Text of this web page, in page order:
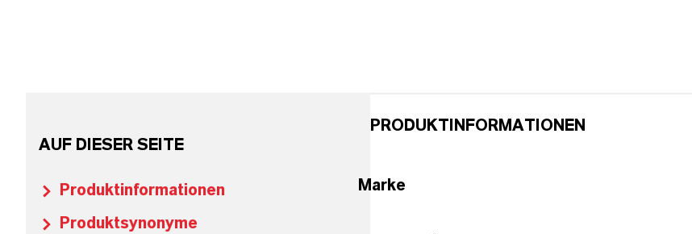
AUF DIESER SEITE
Produktinformationen
Produktsynonyme
PRODUKTINFORMATIONEN
Marke